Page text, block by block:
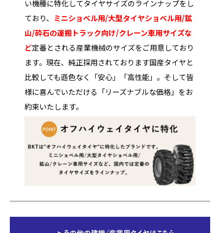
い機種に特化してタイヤサイズのラインナップをし
ており、 ミニショベル用/大型タイヤショベル用/鉱
山/砕石の運搬トラック向け/クレーン車用サイズな
ど定番とされる産業機械のサイズをご用意しており
ます。現在、純正採用されております国産タイヤと
比較しても遜色なく「安心」「高性能」。そして皆
様に喜んでいただける「リーズナブルな価格」をお
約束いたします。